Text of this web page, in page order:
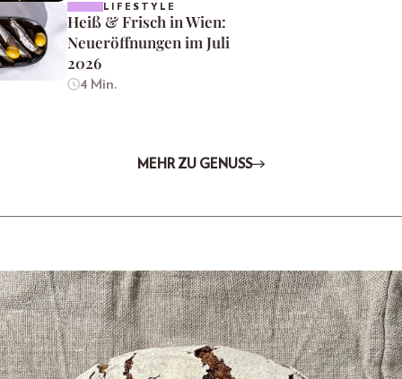
LIFESTYLE
Heiß & Frisch in Wien:
Neueröffnungen im Juli
2026
4 Min.
MEHR ZU GENUSS